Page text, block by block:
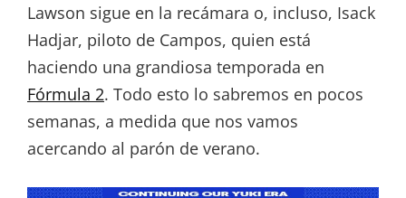
Lawson sigue en la recámara o, incluso, Isack
Hadjar, piloto de Campos, quien está
haciendo una grandiosa temporada en
Fórmula 2. Todo esto lo sabremos en pocos
semanas, a medida que nos vamos
acercando al parón de verano.